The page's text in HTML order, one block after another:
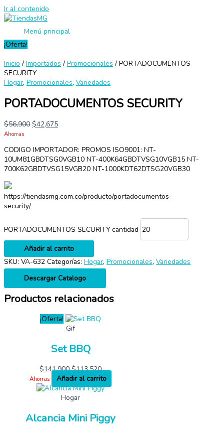
Ir al contenido
Menú principal
¡Oferta!
Inicio / Importados / Promocionales / PORTADOCUMENTOS
SECURITY
Hogar, Promocionales, Variedades
PORTADOCUMENTOS SECURITY
$56,900 $42,675
Ahorras
CODIGO IMPORTADOR: PROMOS ISO9001: NT-
10UM81GBDTSG0VGB10 NT-400K64GBDTVSG10VGB15 NT-
700K62GBDTVSG15VGB20 NT-1000KDT62DTSG20VGB30
https://tiendasmg.com.co/producto/portadocumentos-
security/
PORTADOCUMENTOS SECURITY cantidad
Añadir al carrito
SKU: VA-632 Categorías: Hogar, Promocionales, Variedades
Descargar Catalogo
Productos relacionados
¡Oferta!
Gif
Set BBQ
$141,900 $113,520
Ahorras
Añadir al carrito
Hogar
Alcancia Mini Piggy